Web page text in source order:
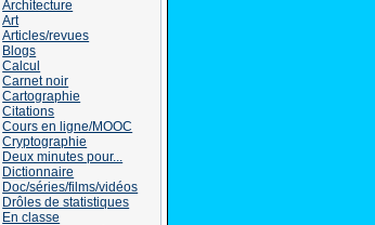
Architecture
Art
Articles/revues
Blogs
Calcul
Carnet noir
Cartographie
Citations
Cours en ligne/MOOC
Cryptographie
Deux minutes pour...
Dictionnaire
Doc/séries/films/vidéos
Drôles de statistiques
En classe